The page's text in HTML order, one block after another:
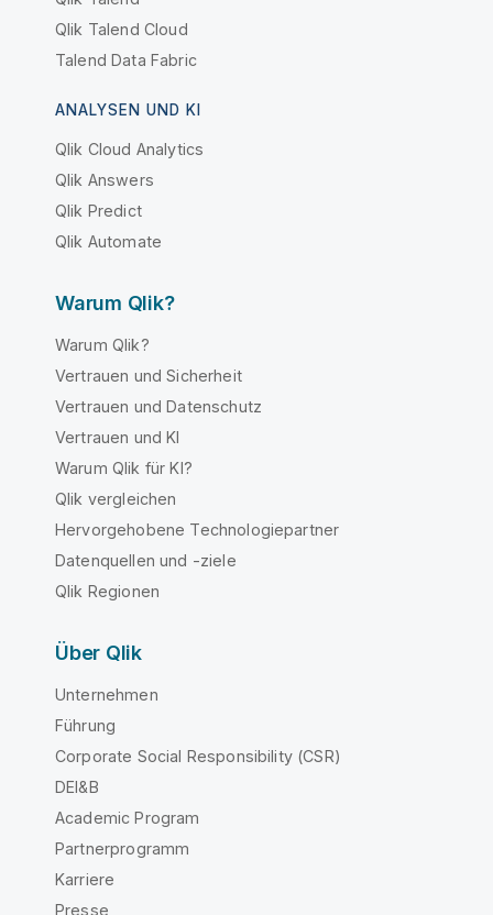
Qlik Talend Cloud
Talend Data Fabric
ANALYSEN UND KI
Qlik Cloud Analytics
Qlik Answers
Qlik Predict
Qlik Automate
Warum Qlik?
Warum Qlik?
Vertrauen und Sicherheit
Vertrauen und Datenschutz
Vertrauen und KI
Warum Qlik für KI?
Qlik vergleichen
Hervorgehobene Technologiepartner
Datenquellen und -ziele
Qlik Regionen
Über Qlik
Unternehmen
Führung
Corporate Social Responsibility (CSR)
DEI&B
Academic Program
Partnerprogramm
Karriere
Presse